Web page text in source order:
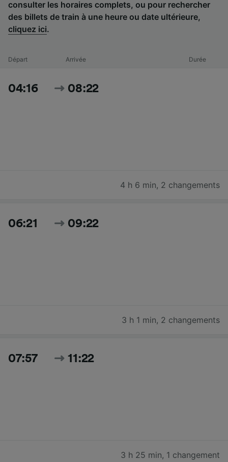
consulter les horaires complets, ou pour rechercher
des billets de train à une heure ou date ultérieure,
cliquez ici.
Départ Arrivée Durée
04:16 08:22
4 h 6 min, 2 changements
06:21 09:22
3 h 1 min, 2 changements
07:57 11:22
3 h 25 min, 1 changement